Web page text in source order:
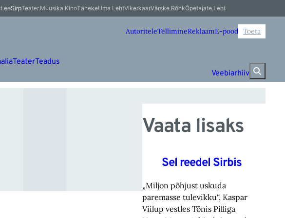
SirpTeater.Muusika.KinoTähekeUma LehtVikerkaarVärske RõhkÕpetajate Leht
AutoriteleTellimineReklaamE-pood Toeta
TeaterTeadus
Veebiarhiiv
Vaata lisaks
Sel reedel Sirbis
„Miljon põhjust uskuda
paremasse tulevikku“, Kaspar
Viilup vestles Tõnis Pilliga